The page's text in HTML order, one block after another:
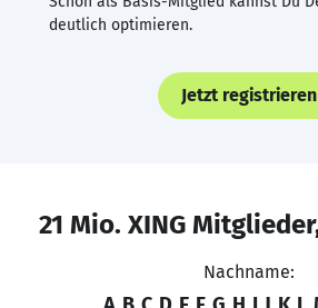
deutlich optimieren.
Jetzt registrieren
21 Mio. XING
Nachname: